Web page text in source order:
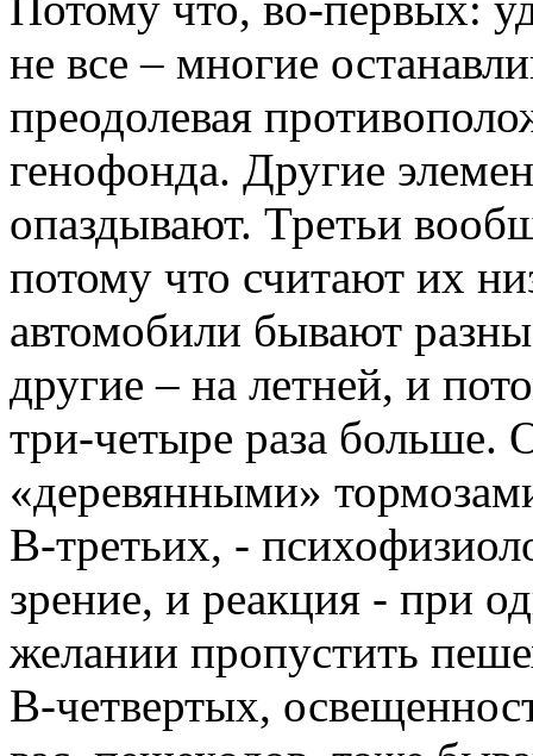
не все – многие
преодолевая
генофонда. Другие
опаздывают. Третьи
потому что считают их
автомобили бывают
другие – на летней, и
три-четыре раза больше.
«деревянными»
В-третьих, -
зрение, и реакция - при
желании пропустить
В-четвертых,